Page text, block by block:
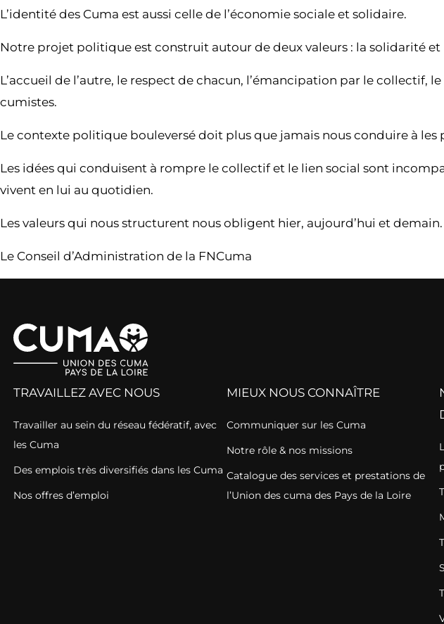
L’identité des Cuma est aussi celle de l’économie sociale et solidaire.
Notre projet politique est construit autour de deux valeurs : la solidarité et
L’accueil de l’autre, le respect de chacun, l’émancipation par le collectif,
cumistes.
Le contexte politique bouleversé doit plus que jamais nous conduire à les
Les idées qui conduisent à rompre le collectif et le lien social sont
vivent en lui au quotidien.
Les valeurs qui nous structurent nous obligent hier, aujourd’hui et demain.
Le Conseil d’Administration de la FNCuma
TRAVAILLEZ AVEC NOUS
Travailler au sein du réseau fédératif, avec
les Cuma
Des emplois très diversifiés dans les Cuma
Nos offres d’emploi
MIEUX NOUS CONNAÎTRE
Communiquer sur les Cuma
Notre rôle & nos missions
Catalogue des services et prestations de
l’Union des cuma des Pays de la Loire